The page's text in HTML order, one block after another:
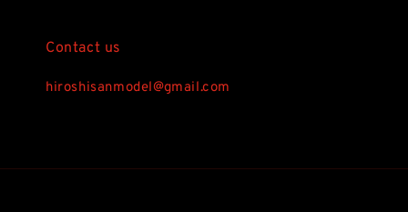
Contact us
hiroshisanmodel@gmail.com